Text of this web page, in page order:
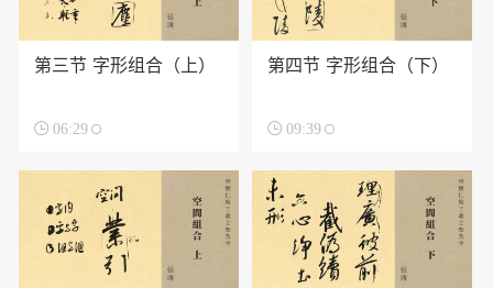
第三节 字形组合（上）
 06:29
第四节 字形组合（下）
 09:39